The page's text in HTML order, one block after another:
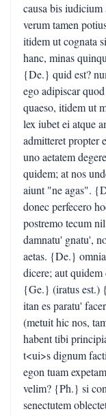
causa bis
verum tamen
itidem ut cognata
hanc, minas
{De.} quid est?
ego adipiscar
quaeso, itidem ut
lex iubet ei atque
admitteret propter
uno aetatem
quidem; at nos
aiunt "ne agas".
donec perfecero
postremo tecum
damnatu' gnatu',
aetas. {De.}
dicere; aut
{Ge.} (iratus est.)
itan es paratu'
(metuit hic nos,
habent tibi
t<ui>s dignum
egon tuam
velim? {Ph.} si
senectutem